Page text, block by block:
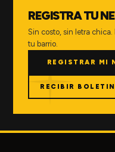
REGISTRA TU
Sin costo, sin letra
tu barrio.
REGISTRAR MI
RECIBIR